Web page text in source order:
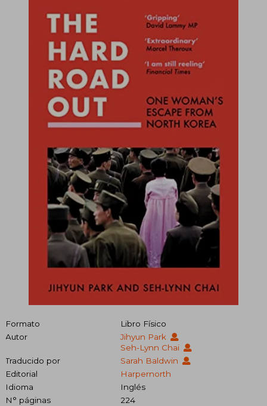
Formato
Libro Físico
Autor
Jihyun Park
Seh-Lynn Chai
Traducido por
Sarah Baldwin
Editorial
Harpernorth
Idioma
Inglés
N° páginas
224